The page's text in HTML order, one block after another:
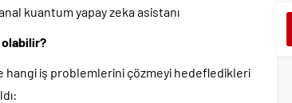
kuantum yapay zeka asistanı
olabilir?
hangi iş problemlerini çözmeyi hedefledikleri